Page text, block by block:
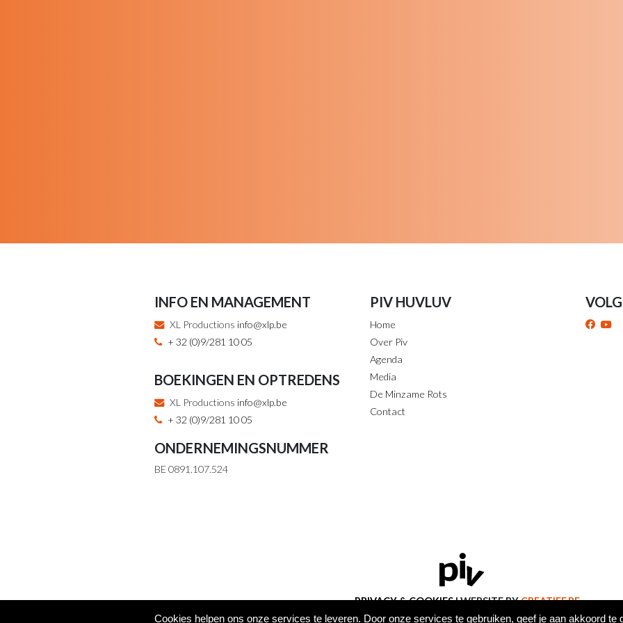
INFO EN MANAGEMENT
XL Productions info@xlp.be
+ 32 (0)9/281 10 05
BOEKINGEN EN OPTREDENS
XL Productions info@xlp.be
+ 32 (0)9/281 10 05
ONDERNEMINGSNUMMER
BE 0891.107.524
PIV HUVLUV
Home
Over Piv
Agenda
Media
De Minzame Rots
Contact
PRIVACY & COOKIES WEBSITE BYCREATIEF.BE
© 2026 PIV HUVLUV